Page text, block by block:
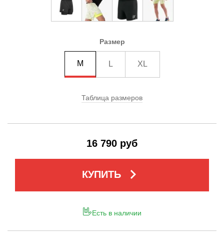
Размер
M L XL
Таблица размеров
16 790 руб
КУПИТЬ keyboard_arrow_right
Есть в наличии